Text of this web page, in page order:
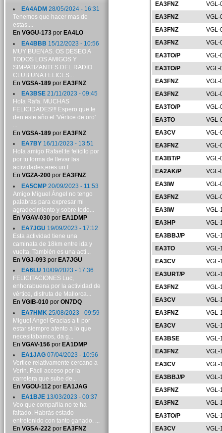
EA3FNZ
VGL-
EA3FNZ
VGL-
EA3FNZ
VGL-
EA3FNZ
VGL-
EA3TO/P
VGL-
EA3TO/P
VGL-
EA3FNZ
VGL-
EA3FNZ
VGL-
EA3TO/P
VGL-
EA3TO
VGL-
EA3CV
VGL-
EA3FNZ
VGL-
EA3BT/P
VGL-
EA2AK/P
VGL-
EA3IW
VGL-
EA3FNZ
VGL-
EA3IW
VGL-
EA3HP
VGL-
EA3BBJ/P
VGL-
EA3TO
VGL-
EA3CV
VGL-
EA3URT/P
VGL-
EA3FNZ
VGL-
EA3CV
VGL-
EA3FNZ
VGL-
EA3CV
VGL-
EA3BSE
VGL-
EA3FNZ
VGL-
EA3CV
VGL-
EA3BBJ/P
VGL-
EA3FNZ
VGL-
EA3FNZ
VGL-
EA3TO/P
VGL-
EA3CV
VGL-
EA4ADM 28/05/2024 - 16:31
Tenemos que hacer mas de
estas....
En VGGU-173por EA4LO
EA4BBB 15/12/2023 - 10:56
MUY BUENAS. OS DESEO A
TODOS LOS AMIGOS Y
SIMPATIZANTES DEL RADIO
CLUB UNA FELICES...
En VGSA-189por EA3FNZ
EA3BSE21/11/2023 - 09:45
Hola Rafa. MUCHAS
FELICIDADES!!! Espero que te
den este año el 'Vértice de oro'
...
En VGSA-189por EA3FNZ
EA7BY16/11/2023 - 13:51
Hola amigo Rafael:te felicito por
por tu forma de llevar las
actividades,eres un f...
En VGZA-200por EA3FNZ
EA5CMP20/09/2023 - 11:53
Amigo Miguel Ángel no tengo
palabras para expresar mi
agradecimiento y sobre todo...
En VGAV-030por EA1DMP
EA7JGU 19/09/2023 - 17:12
Esta actividad tiene una
caminata de 18km entre ida y
vuelta. También es una acti...
En VGJ-093por EA7JGU
EA6LU 10/09/2023 - 17:36
FELICITACIONES Luc,
enhorabuena por la actividad de
vértice, disfruta de Mallorca...
En VGIB-010por ON7DQ
EA7HMK 25/08/2023 - 09:59
Miguel Angel Gracias a ti por
estar siempre atento a lo que
necesitábamos, da g...
En VGAV-156por EA1DMP
EA1JAG07/04/2023 - 10:56
Vertice relativamente cercano a
Verín. Fácil acceso por la
carretera que sube de...
En VGOU-112por EA1JAG
EA1BJE13/03/2023 - 00:37
Veo que compañía no te ha
faltado. Habrás estado
entretenido con tanto ganado. ...
En VGSA-222por EA3FNZ